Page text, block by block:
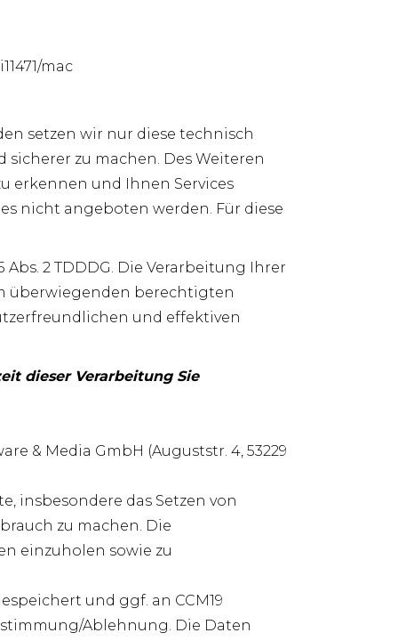
mac
setzen wir nur diese technisch
zu machen. Des Weiteren
erkennen und Ihnen Services
nicht angeboten werden. Für diese
2 TDDDG. Die Verarbeitung Ihrer
überwiegenden berechtigten
und effektiven
dieser Verarbeitung Sie
& Media GmbH (Auguststr. 4, 53229
insbesondere das Setzen von
zu machen. Die
einzuholen sowie zu
und ggf. an CCM19
Ablehnung. Die Daten